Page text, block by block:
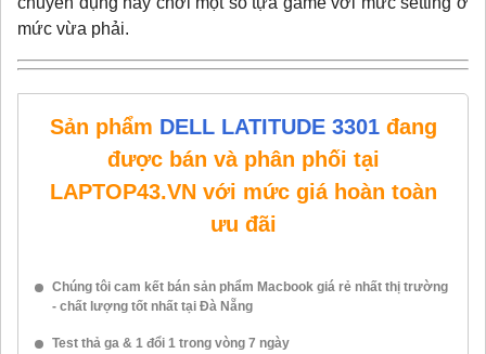
mức vừa phải.
Sản phẩm DELL LATITUDE 3301 đang
được bán và phân phối tại
LAPTOP43.VN với mức giá hoàn toàn
ưu đãi
Chúng tôi cam kết bán sản phẩm Macbook giá rẻ nhất thị trường
- chất lượng tốt nhất tại Đà Nẵng
Test thả ga & 1 đổi 1 trong vòng 7 ngày